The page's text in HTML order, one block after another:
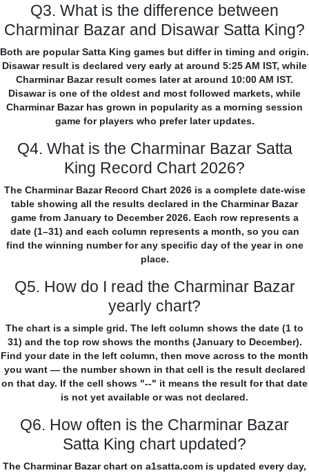
Q3. What is the difference between
Charminar Bazar and Disawar Satta King?
Both are popular Satta King games but differ in timing and origin.
Disawar result is declared very early at around 5:25 AM IST, while
Charminar Bazar result comes later at around 10:00 AM IST.
Disawar is one of the oldest and most followed markets, while
Charminar Bazar has grown in popularity as a morning session
game for players who prefer later updates.
Q4. What is the Charminar Bazar Satta
King Record Chart 2026?
The Charminar Bazar Record Chart 2026 is a complete date-wise
table showing all the results declared in the Charminar Bazar
game from January to December 2026. Each row represents a
date (1–31) and each column represents a month, so you can
find the winning number for any specific day of the year in one
place.
Q5. How do I read the Charminar Bazar
yearly chart?
The chart is a simple grid. The left column shows the date (1 to
31) and the top row shows the months (January to December).
Find your date in the left column, then move across to the month
you want — the number shown in that cell is the result declared
on that day. If the cell shows "--" it means the result for that date
is not yet available or was not declared.
Q6. How often is the Charminar Bazar
Satta King chart updated?
The Charminar Bazar chart on a1satta.com is updated every day,